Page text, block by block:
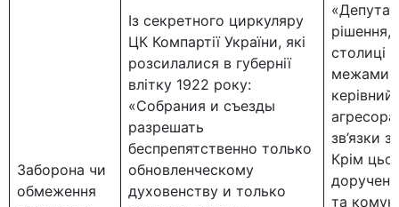
Заборона чи
обмеження
Із секретного циркуляру
ЦК Компартії України, які
розсилалися в губернії
влітку 1922 року:
«Собрания и съезды
разрешать
беспрепятственно только
обновленческому
духовенству и только
рішення,
столиці
межами
зв’язки
Крім
та